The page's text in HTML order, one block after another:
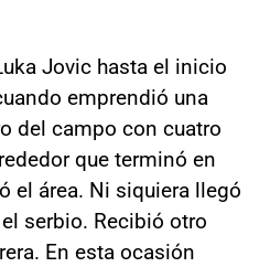
Jovic hasta el inicio
emprendió una
del campo con cuatro
que terminó en
el área. Ni siquiera llegó
serbio. Recibió otro
En esta ocasión